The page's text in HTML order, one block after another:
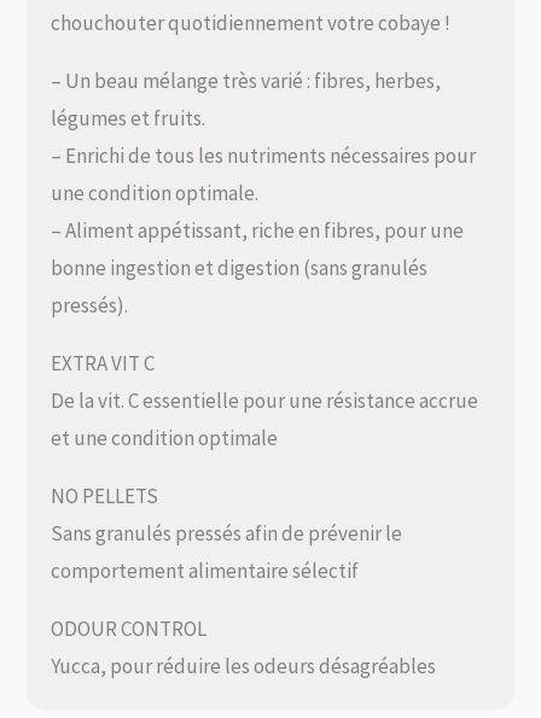
chouchouter quotidiennement votre cobaye !
– Un beau mélange très varié : fibres, herbes,
légumes et fruits.
– Enrichi de tous les nutriments nécessaires pour
une condition optimale.
– Aliment appétissant, riche en fibres, pour une
bonne ingestion et digestion (sans granulés
pressés).
EXTRA VIT C
De la vit. C essentielle pour une résistance accrue
et une condition optimale
NO PELLETS
Sans granulés pressés afin de prévenir le
comportement alimentaire sélectif
ODOUR CONTROL
Yucca, pour réduire les odeurs désagréables